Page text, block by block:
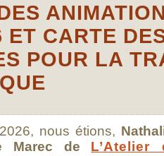
ET CARTE
POUR LA
nous étions,
Marec de